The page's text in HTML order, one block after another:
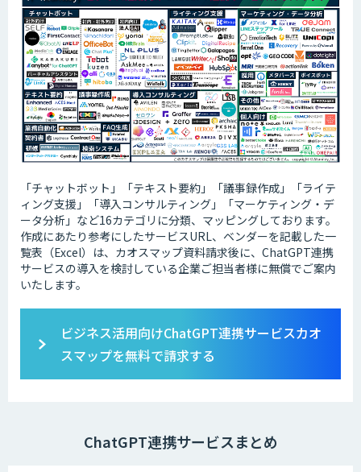
「チャットボット」「テキスト要約」「議事録作成」「ライテ
ィング支援」「導入コンサルティング」「マーケティング・デ
ータ分析」など16カテゴリに分類、マッピングしております。
作成にあたり参考にしたサービスURL、ベンダーを記載した一
覧表（Excel）は、カオスマップ資料請求後に、ChatGPT連携
サービスの導入を検討している企業ご担当者様に無償でご案内
いたします。
ビジネス活用向けChatGPT連携サービスカオ
スマップを無料で請求する
ChatGPT連携サービスまとめ